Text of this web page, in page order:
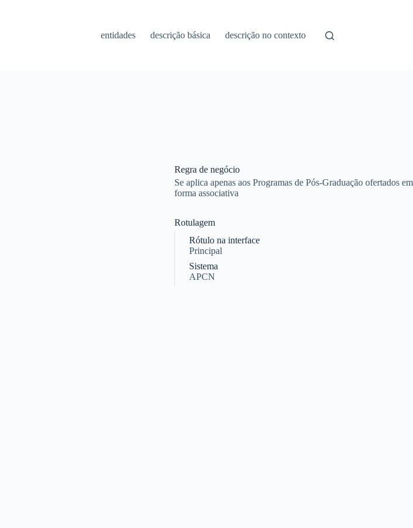
entidades descrição básica descrição no contexto
Regra de negócio
Se aplica apenas aos Programas de Pós-Graduação ofertados em
forma associativa
Rotulagem
Rótulo na interface
Principal
Sistema
APCN